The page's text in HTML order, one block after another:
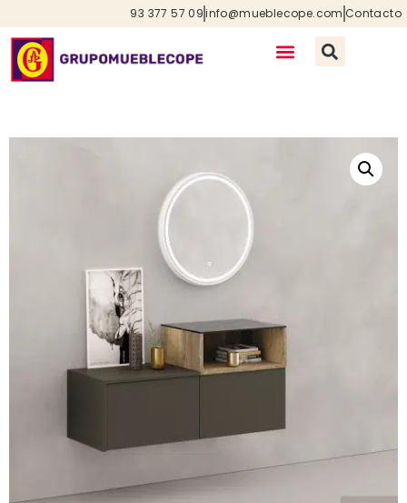
93 377 57 09info@mueblecope.com Contacto